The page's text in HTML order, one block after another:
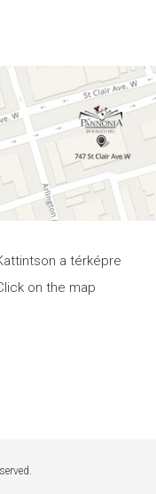
a térképre
on the map